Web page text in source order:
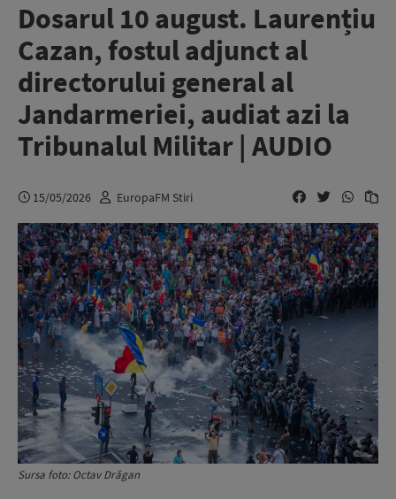
Dosarul 10 august. Laurențiu
Cazan, fostul adjunct al
directorului general al
Jandarmeriei, audiat azi la
Tribunalul Militar | AUDIO
15/05/2026 EuropaFM Stiri
Sursa foto: Octav Drăgan